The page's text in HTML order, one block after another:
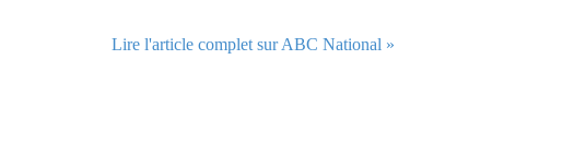
Lire l'article complet sur ABC National »